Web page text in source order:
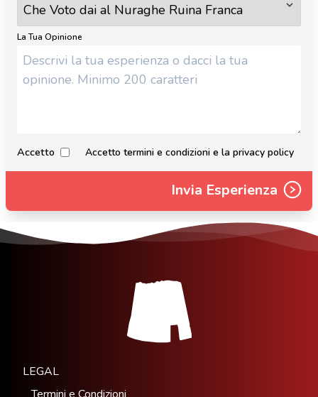
La Tua Opinione
Accetto Accetto termini e condizioni e la privacy policy
Invia Esperienza
LEGAL